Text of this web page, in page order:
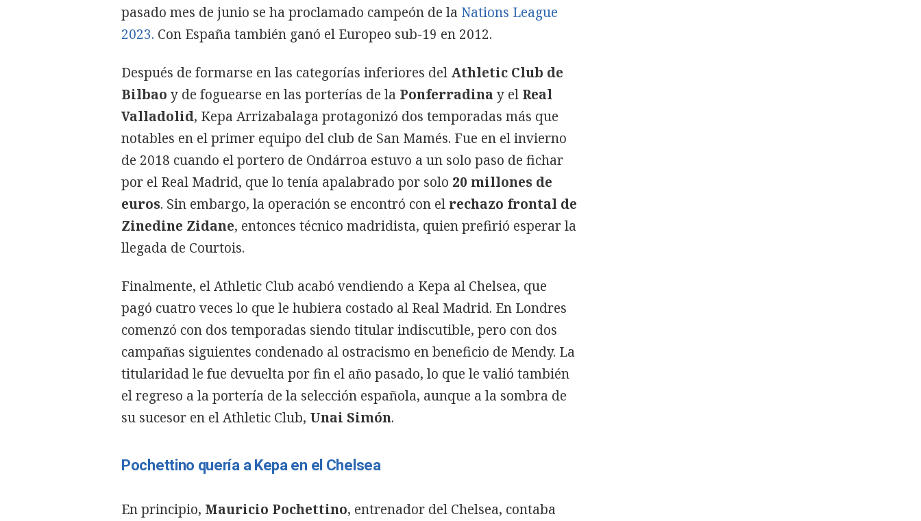
pasado mes de junio se ha proclamado campeón de la Nations League
2023. Con España también ganó el Europeo sub-19 en 2012.
Después de formarse en las categorías inferiores del Athletic Club de
Bilbao y de foguearse en las porterías de la Ponferradina y el Real
Valladolid, Kepa Arrizabalaga protagonizó dos temporadas más que
notables en el primer equipo del club de San Mamés. Fue en el invierno
de 2018 cuando el portero de Ondárroa estuvo a un solo paso de fichar
por el Real Madrid, que lo tenía apalabrado por solo 20 millones de
euros. Sin embargo, la operación se encontró con el rechazo frontal de
Zinedine Zidane, entonces técnico madridista, quien prefirió esperar la
llegada de Courtois.
Finalmente, el Athletic Club acabó vendiendo a Kepa al Chelsea, que
pagó cuatro veces lo que le hubiera costado al Real Madrid. En Londres
comenzó con dos temporadas siendo titular indiscutible, pero con dos
campañas siguientes condenado al ostracismo en beneficio de Mendy. La
titularidad le fue devuelta por fin el año pasado, lo que le valió también
el regreso a la portería de la selección española, aunque a la sombra de
su sucesor en el Athletic Club, Unai Simón.
Pochettino quería a Kepa en el Chelsea
En principio, Mauricio Pochettino, entrenador del Chelsea, contaba